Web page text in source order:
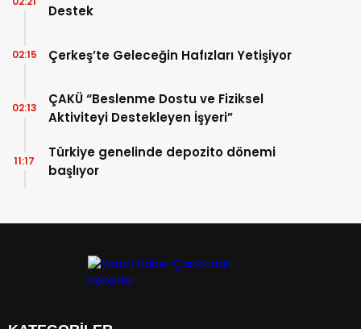
Destek
Çerkeş’te Geleceğin Hafızları Yetişiyor
02:15
ÇAKÜ “Beslenme Dostu ve Fiziksel
Aktiviteyi Destekleyen İşyeri”
02:13
Türkiye genelinde depozito dönemi
başlıyor
11:17